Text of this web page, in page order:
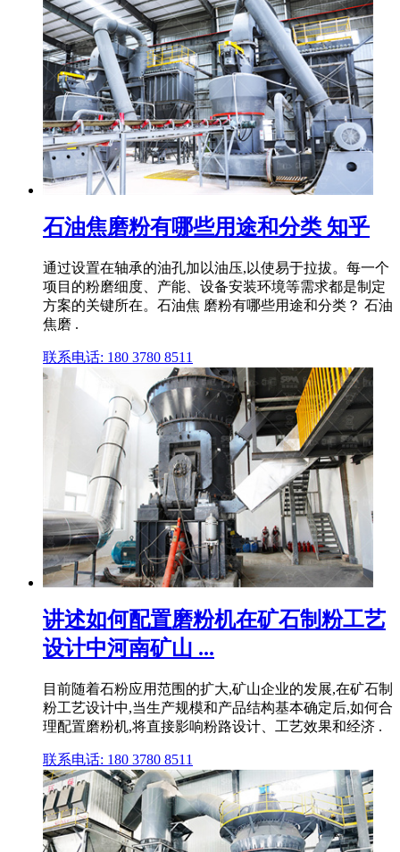
石油焦磨粉有哪些用途和分类 知乎
通过设置在轴承的油孔加以油压,以使易于拉拔。每一个
项目的粉磨细度、产能、设备安装环境等需求都是制定
方案的关键所在。石油焦 磨粉有哪些用途和分类？ 石油
焦磨 .
联系电话: 180 3780 8511
讲述如何配置磨粉机在矿石制粉工艺
设计中河南矿山 ...
目前随着石粉应用范围的扩大,矿山企业的发展,在矿石制
粉工艺设计中,当生产规模和产品结构基本确定后,如何合
理配置磨粉机,将直接影响粉路设计、工艺效果和经济 .
联系电话: 180 3780 8511